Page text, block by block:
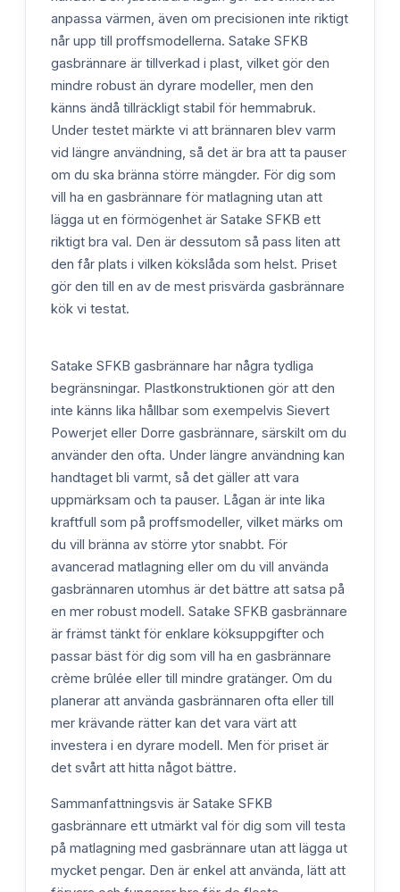
anpassa värmen, även om precisionen inte riktigt
når upp till proffsmodellerna. Satake SFKB
gasbrännare är tillverkad i plast, vilket gör den
mindre robust än dyrare modeller, men den
känns ändå tillräckligt stabil för hemmabruk.
Under testet märkte vi att brännaren blev varm
vid längre användning, så det är bra att ta pauser
om du ska bränna större mängder. För dig som
vill ha en gasbrännare för matlagning utan att
lägga ut en förmögenhet är Satake SFKB ett
riktigt bra val. Den är dessutom så pass liten att
den får plats i vilken kökslåda som helst. Priset
gör den till en av de mest prisvärda gasbrännare
kök vi testat.
Satake SFKB gasbrännare har några tydliga
begränsningar. Plastkonstruktionen gör att den
inte känns lika hållbar som exempelvis Sievert
Powerjet eller Dorre gasbrännare, särskilt om du
använder den ofta. Under längre användning kan
handtaget bli varmt, så det gäller att vara
uppmärksam och ta pauser. Lågan är inte lika
kraftfull som på proffsmodeller, vilket märks om
du vill bränna av större ytor snabbt. För
avancerad matlagning eller om du vill använda
gasbrännaren utomhus är det bättre att satsa på
en mer robust modell. Satake SFKB gasbrännare
är främst tänkt för enklare köksuppgifter och
passar bäst för dig som vill ha en gasbrännare
crème brûlée eller till mindre gratänger. Om du
planerar att använda gasbrännaren ofta eller till
mer krävande rätter kan det vara värt att
investera i en dyrare modell. Men för priset är
det svårt att hitta något bättre.
Sammanfattningsvis är Satake SFKB
gasbrännare ett utmärkt val för dig som vill testa
på matlagning med gasbrännare utan att lägga ut
mycket pengar. Den är enkel att använda, lätt att